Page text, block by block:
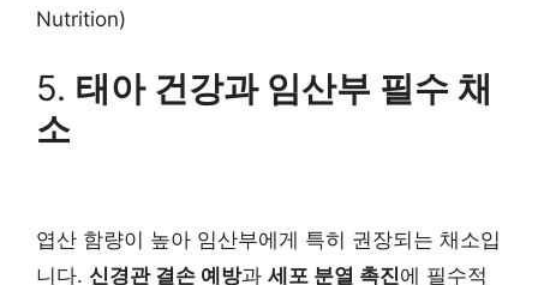
Nutrition)
5. 태아 건강과 임산부 필수 채
소
엽산 함량이 높아 임산부에게 특히 권장되는 채소입
니다. 신경관 결손 예방과 세포 분열 촉진에 필수적